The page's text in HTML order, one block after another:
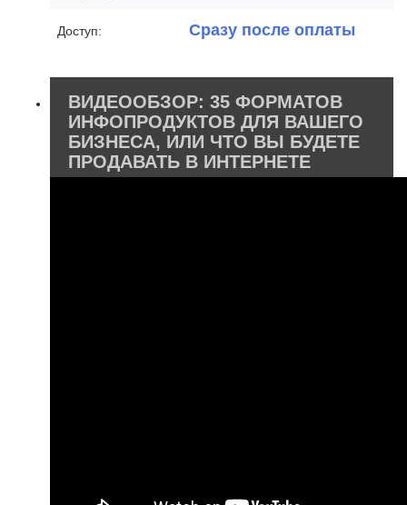
Доступ: Сразу после оплаты
ВИДЕООБЗОР: 35 ФОРМАТОВ
ИНФОПРОДУКТОВ ДЛЯ ВАШЕГО
БИЗНЕСА, ИЛИ ЧТО ВЫ БУДЕТЕ
ПРОДАВАТЬ В ИНТЕРНЕТЕ